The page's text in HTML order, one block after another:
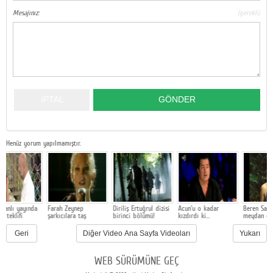
Google Plus
Mesajınız: (gerekli)
Henüz yorum yapılmamıştır.
Farah Zeynep
şarkıcılara taş
çıkardı
Diriliş Ertuğrul dizisi
birinci bölümü!
Acun'u o kadar
kızdırdı ki...
Beren Saat kime
meydan okudu?
Geri Diğer Video Ana Sayfa Videoları Yukarı
WEB SÜRÜMÜNE GEÇ